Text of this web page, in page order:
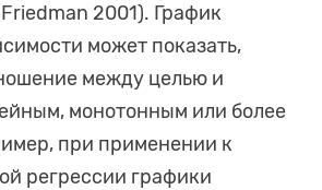
2001). График
может показать,
между целью и
монотонным или более
при применении к
регрессии графики